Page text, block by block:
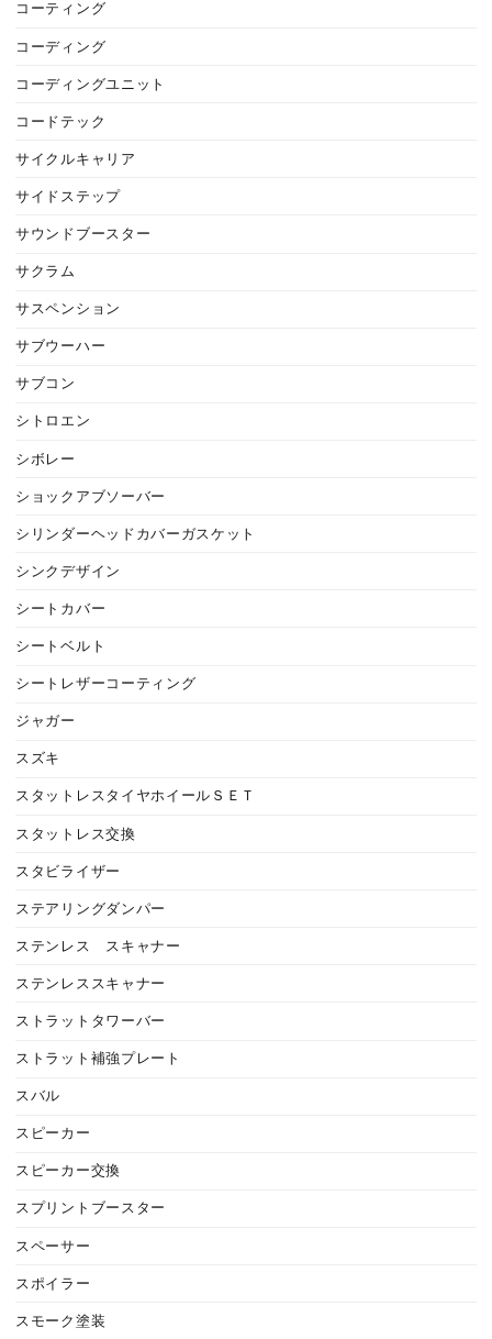
コーティング
コーディング
コーディングユニット
コードテック
サイクルキャリア
サイドステップ
サウンドブースター
サクラム
サスペンション
サブウーハー
サブコン
シトロエン
シボレー
ショックアブソーバー
シリンダーヘッドカバーガスケット
シンクデザイン
シートカバー
シートベルト
シートレザーコーティング
ジャガー
スズキ
スタットレスタイヤホイールＳＥＴ
スタットレス交換
スタビライザー
ステアリングダンパー
ステンレス スキャナー
ステンレススキャナー
ストラットタワーバー
ストラット補強プレート
スバル
スピーカー
スピーカー交換
スプリントブースター
スペーサー
スポイラー
スモーク塗装